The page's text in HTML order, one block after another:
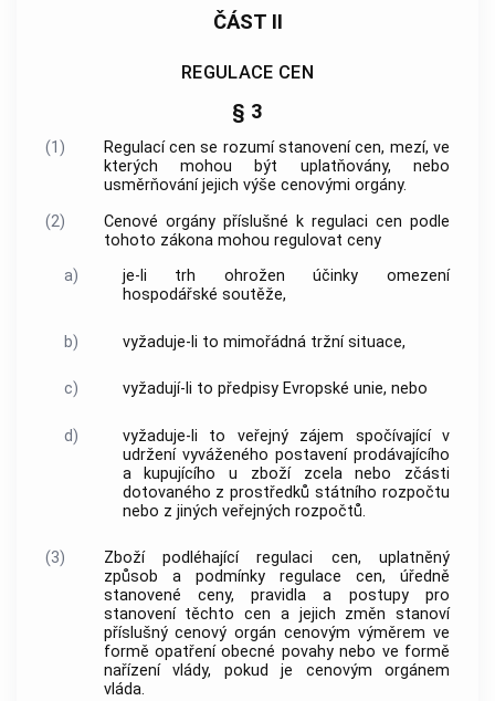
ČÁST II
REGULACE CEN
§ 3
(1) Regulací cen se rozumí stanovenícen, mezí, ve
kterých mohou být uplatňovány, nebo
usměrňování jejich výše cenovými orgány.
(2)
Cenové orgánypříslušné k regulaci cen podle
tohoto zákona mohou regulovat ceny
a)
je-li trh ohrožen účinky omezení
hospodářské soutěže,
b) vyžaduje-li to mimořádná tržní situace,
c) vyžadují-li to předpisy Evropské unie, nebo
d)
vyžaduje-li to veřejný zájem spočívající v
udržení vyváženého postavení prodávajícího
a kupujícího u zbožízcela nebo zčásti
dotovaného z prostředků státního rozpočtu
nebo z jiných veřejných rozpočtů.
(3)
Zboží podléhající regulaci cen, uplatněný
způsob a podmínky regulace cen, úředně
stanovené ceny, pravidla a postupy pro
stanovení těchto cen a jejich změn stanoví
příslušný cenový orgán cenovým výměrem ve
formě opatření obecné povahy nebo ve formě
nařízení vlády, pokud je cenovým orgánem
vláda.